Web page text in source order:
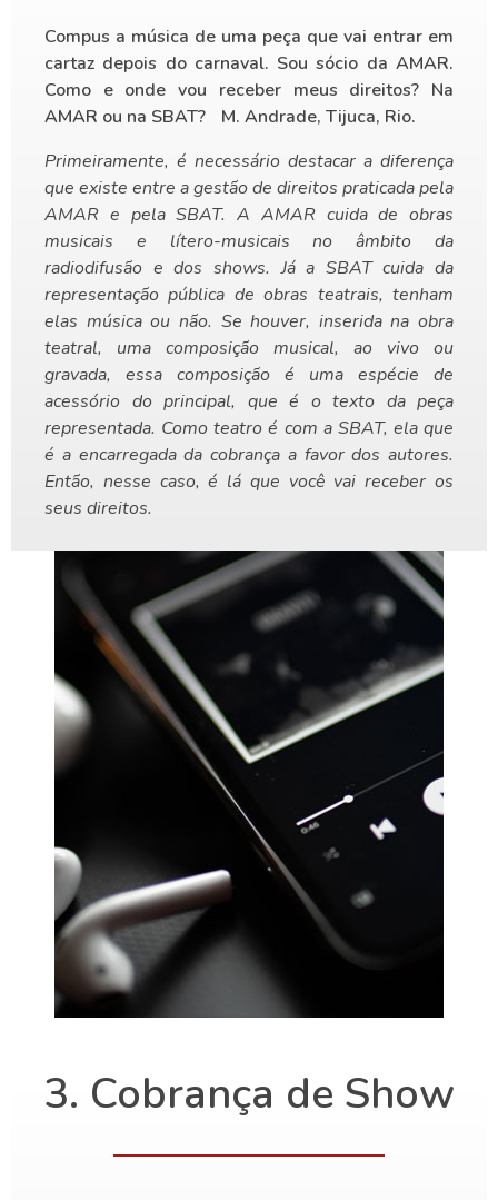
Compus a música de uma peça que vai entrar em
cartaz depois do carnaval. Sou sócio da AMAR.
Como e onde vou receber meus direitos? Na
AMAR ou na SBAT? M. Andrade, Tijuca, Rio.
Primeiramente, é necessário destacar a diferença
que existe entre a gestão de direitos praticada pela
AMAR e pela SBAT. A AMAR cuida de obras
musicais e lítero-musicais no âmbito da
radiodifusão e dos shows. Já a SBAT cuida da
representação pública de obras teatrais, tenham
elas música ou não. Se houver, inserida na obra
teatral, uma composição musical, ao vivo ou
gravada, essa composição é uma espécie de
acessório do principal, que é o texto da peça
representada. Como teatro é com a SBAT, ela que
é a encarregada da cobrança a favor dos autores.
Então, nesse caso, é lá que você vai receber os
seus direitos.
3. Cobrança de Show